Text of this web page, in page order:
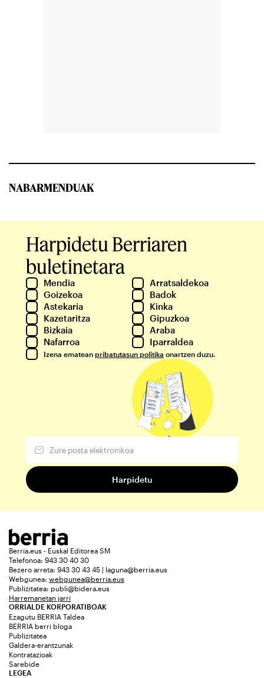
NABARMENDUAK
Harpidetu Berriaren
buletinetara
Mendia
Arratsaldekoa
Goizekoa
Badok
Astekaria
Kinka
Kazetaritza
Gipuzkoa
Bizkaia
Araba
Nafarroa
Iparraldea
Izena ematean pribatutasun politika onartzen duzu.
Berria.eus - Euskal Editorea SM
Telefonoa: 943 30 40 30
Bezero arreta: 943 30 43 45 | laguna@berria.eus
Webgunea: webgunea@berria.eus
Publizitatea: publi@bidera.eus
Harremanetan jarri
ORRIALDE KORPORATIBOAK
Ezagutu BERRIA Taldea
BERRIA berri bloga
Publizitatea
Galdera-erantzunak
Kontratazioak
Sarebide
LEGEA